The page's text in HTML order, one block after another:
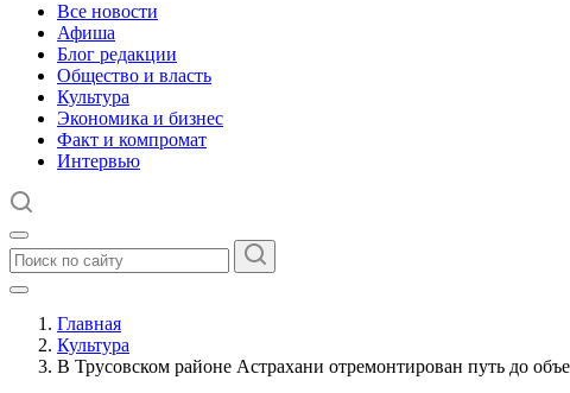
Все новости
Афиша
Блог редакции
Общество и власть
Культура
Экономика и бизнес
Факт и компромат
Интервью
Главная
Культура
В Трусовском районе Астрахани отремонтирован путь до